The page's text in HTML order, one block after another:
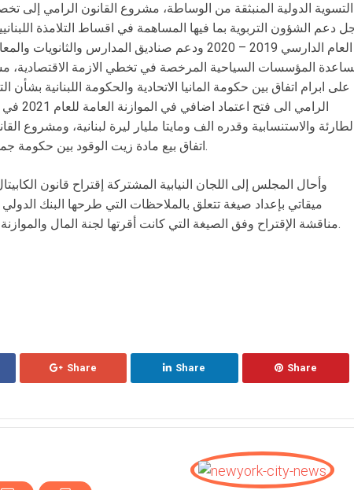
التسوية الدولية المنبثقة من الوساطة، مشروع القانون الرامي إلى
دعم الشؤون التربوية بما فيها المساهمة في اقساط التلامذة
العام الدارسي 2019 – 2020 ودعم صناديق المدارس
المؤسسات السياحية المرخصة في تخطي الازمة الاقتصادية،
الرامي
والاستنسابية وقدره الف ومايتا مليار ليرة لبنانية، ومشروع
اتفاق بيع مادة زيت الوقود بين حكومة جمهورية العراق وحكومة الجمهورية اللبنانية.
وأحال المجلس إلى اللجان النيابية المشتركة إقتراح قانون
ميقاتي بإعداد صيغة تتعلق بالملاحظات التي طرحها البنك
مناقشة الإقتراح وفق الصيغة التي كانت أقرتها لجنة المال والموازنة وهو ما إعترض عليه النائب جورج عدوان.
Share Share Share